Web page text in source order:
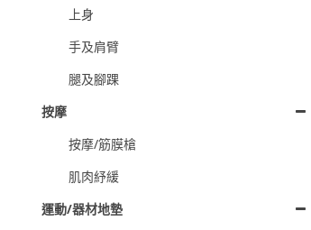
上身
手及肩臂
腿及腳踝
按摩
按摩/筋膜槍
肌肉紓緩
運動/器材地墊